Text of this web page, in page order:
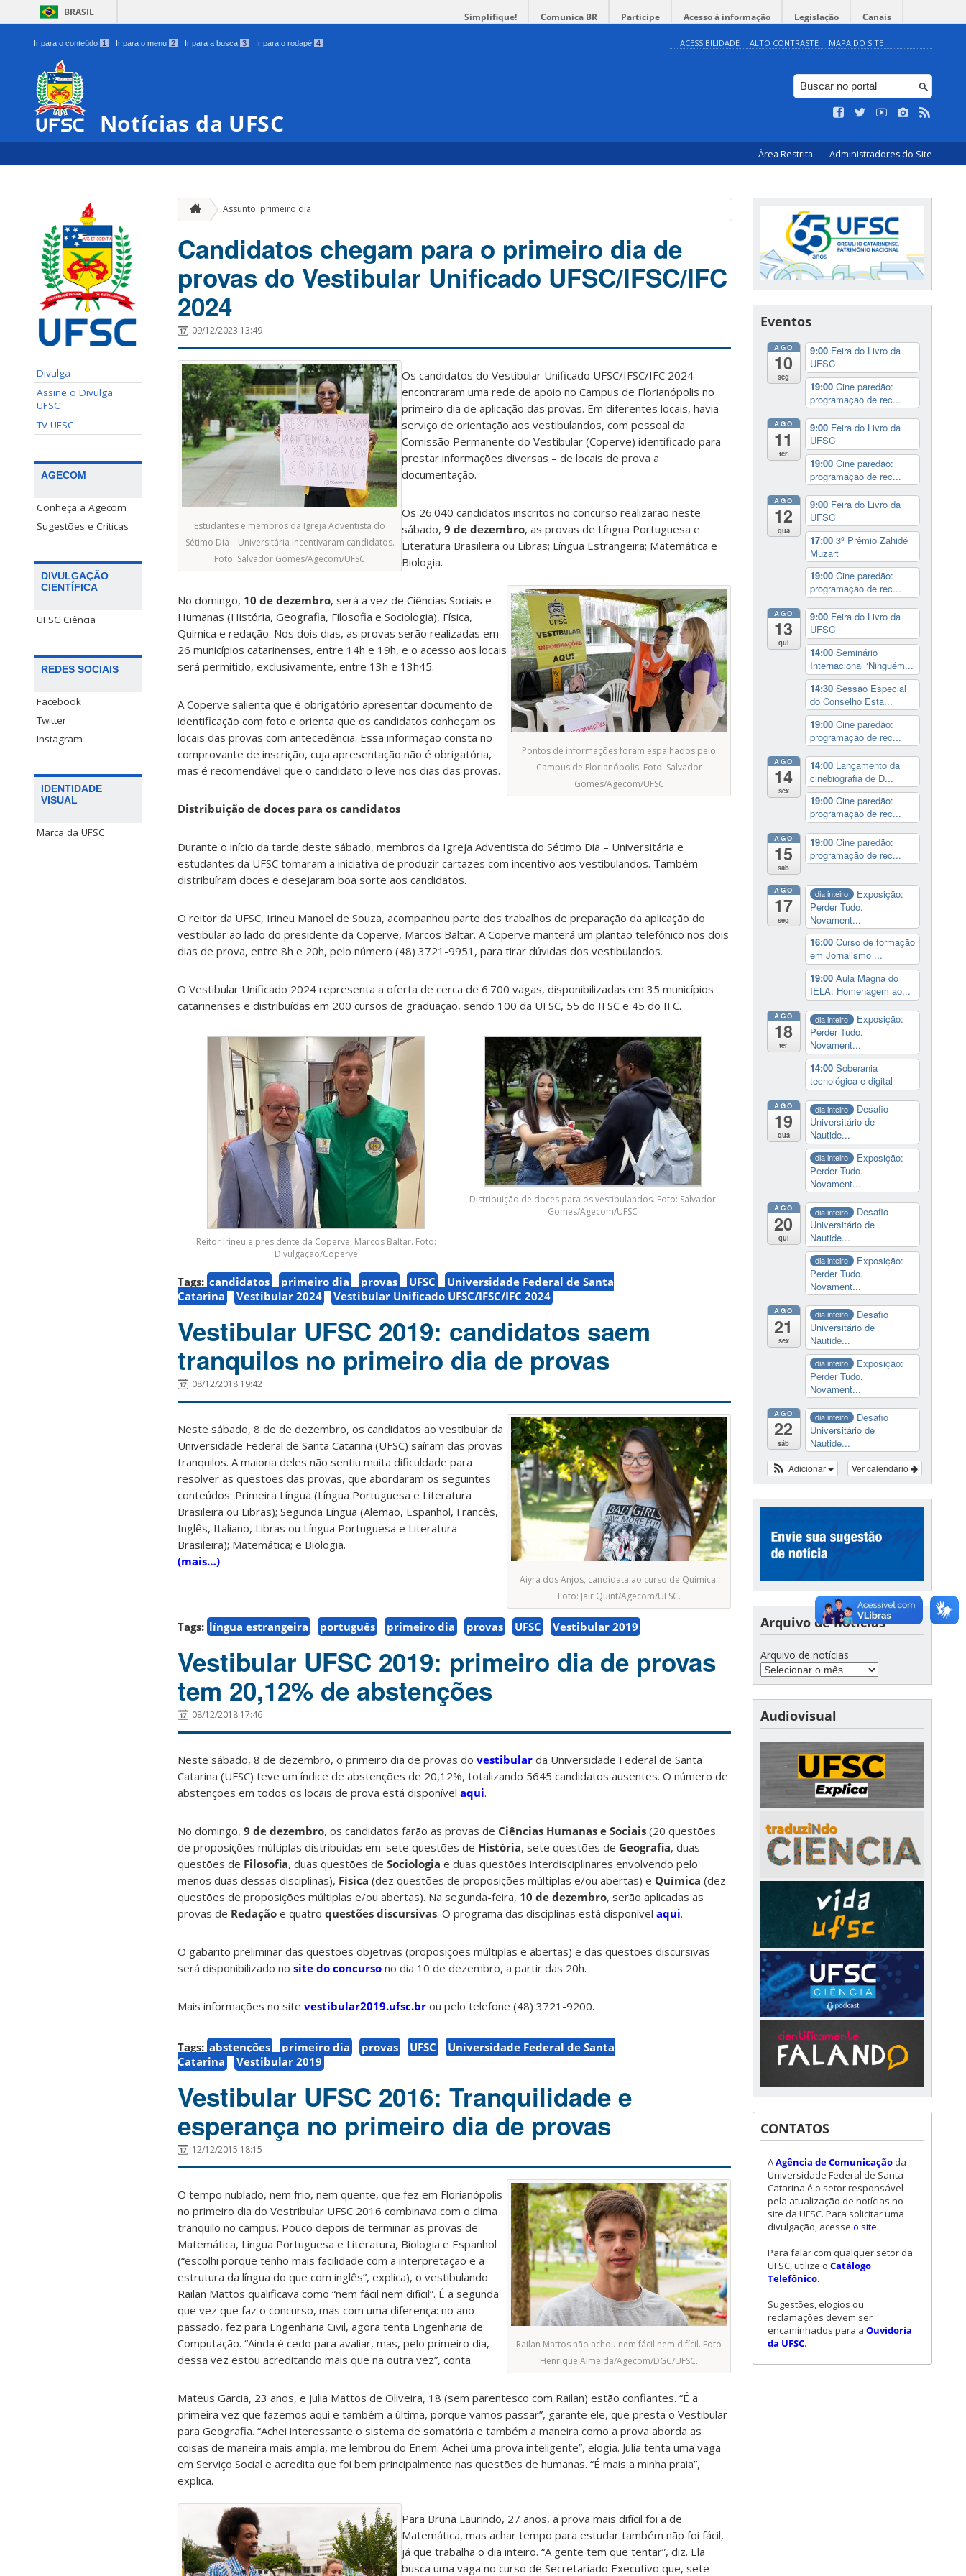
BRASIL Simplifique! Comunica BR Participe Acesso à informação Legislação Canais
Ir para o conteúdo 1 Ir para o menu 2 Ir para a busca 3 Ir para o rodapé 4 ACESSIBILIDADE ALTO CONTRASTE MAPA DO SITE
Notícias da UFSC
Área Restrita Administradores do Site
Divulga
Assine o Divulga
UFSC
TV UFSC
AGECOM
Conheça a Agecom
Sugestões e Críticas
DIVULGAÇÃO
CIENTÍFICA
UFSC Ciência
REDES SOCIAIS
Facebook
Twitter
Instagram
IDENTIDADE
VISUAL
Marca da UFSC
Assunto: primeiro dia
Candidatos chegam para o primeiro dia de
provas do Vestibular Unificado UFSC/IFSC/IFC
2024
09/12/2023 13:49
Estudantes e membros da Igreja Adventista do
Sétimo Dia – Universitária incentivaram candidatos.
Foto: Salvador Gomes/Agecom/UFSC
Os candidatos do Vestibular Unificado UFSC/IFSC/IFC 2024
encontraram uma rede de apoio no Campus de Florianópolis no
primeiro dia de aplicação das provas. Em diferentes locais, havia
serviço de orientação aos vestibulandos, com pessoal da
Comissão Permanente do Vestibular (Coperve) identificado para
prestar informações diversas – de locais de prova a
documentação.
Os 26.040 candidatos inscritos no concurso realizarão neste
sábado, 9 de dezembro, as provas de Língua Portuguesa e
Literatura Brasileira ou Libras; Língua Estrangeira; Matemática e
Biologia.
Pontos de informações foram espalhados pelo
Campus de Florianópolis. Foto: Salvador
Gomes/Agecom/UFSC
No domingo, 10 de dezembro, será a vez de Ciências Sociais e
Humanas (História, Geografia, Filosofia e Sociologia), Física,
Química e redação. Nos dois dias, as provas serão realizadas em
26 municípios catarinenses, entre 14h e 19h, e o acesso aos locais
será permitido, exclusivamente, entre 13h e 13h45.
A Coperve salienta que é obrigatório apresentar documento de
identificação com foto e orienta que os candidatos conheçam os
locais das provas com antecedência. Essa informação consta no
comprovante de inscrição, cuja apresentação não é obrigatória,
mas é recomendável que o candidato o leve nos dias das provas.
Distribuição de doces para os candidatos
Durante o início da tarde deste sábado, membros da Igreja Adventista do Sétimo Dia – Universitária e
estudantes da UFSC tomaram a iniciativa de produzir cartazes com incentivo aos vestibulandos. Também
distribuíram doces e desejaram boa sorte aos candidatos.
O reitor da UFSC, Irineu Manoel de Souza, acompanhou parte dos trabalhos de preparação da aplicação do
vestibular ao lado do presidente da Coperve, Marcos Baltar. A Coperve manterá um plantão telefônico nos dois
dias de prova, entre 8h e 20h, pelo número (48) 3721-9951, para tirar dúvidas dos vestibulandos.
O Vestibular Unificado 2024 representa a oferta de cerca de 6.700 vagas, disponibilizadas em 35 municípios
catarinenses e distribuídas em 200 cursos de graduação, sendo 100 da UFSC, 55 do IFSC e 45 do IFC.
Reitor Irineu e presidente da Coperve, Marcos Baltar. Foto:
Divulgação/Coperve
Distribuição de doces para os vestibulandos. Foto: Salvador
Gomes/Agecom/UFSC
Tags: candidatos primeiro dia provas UFSC
Universidade Federal de Santa
Catarina
Vestibular 2024 Vestibular Unificado UFSC/IFSC/IFC 2024
Vestibular UFSC 2019: candidatos saem
tranquilos no primeiro dia de provas
08/12/2018 19:42
Aiyra dos Anjos, candidata ao curso de Química.
Foto: Jair Quint/Agecom/UFSC.
Neste sábado, 8 de de dezembro, os candidatos ao vestibular da
Universidade Federal de Santa Catarina (UFSC) saíram das provas
tranquilos. A maioria deles não sentiu muita dificuldade para
resolver as questões das provas, que abordaram os seguintes
conteúdos: Primeira Língua (Língua Portuguesa e Literatura
Brasileira ou Libras); Segunda Língua (Alemão, Espanhol, Francês,
Inglês, Italiano, Libras ou Língua Portuguesa e Literatura
Brasileira); Matemática; e Biologia.
(mais…)
Tags: língua estrangeira português primeiro dia provas UFSC Vestibular 2019
Vestibular UFSC 2019: primeiro dia de provas
tem 20,12% de abstenções
08/12/2018 17:46
Neste sábado, 8 de dezembro, o primeiro dia de provas do vestibular da Universidade Federal de Santa
Catarina (UFSC) teve um índice de abstenções de 20,12%, totalizando 5645 candidatos ausentes. O número de
abstenções em todos os locais de prova está disponível aqui.
No domingo, 9 de dezembro, os candidatos farão as provas de Ciências Humanas e Sociais (20 questões
de proposições múltiplas distribuídas em: sete questões de História, sete questões de Geografia, duas
questões de Filosofia, duas questões de Sociologia e duas questões interdisciplinares envolvendo pelo
menos duas dessas disciplinas), Física (dez questões de proposições múltiplas e/ou abertas) e Química (dez
questões de proposições múltiplas e/ou abertas). Na segunda-feira, 10 de dezembro, serão aplicadas as
provas de Redação e quatro questões discursivas. O programa das disciplinas está disponível aqui.
O gabarito preliminar das questões objetivas (proposições múltiplas e abertas) e das questões discursivas
será disponibilizado no site do concurso no dia 10 de dezembro, a partir das 20h.
Mais informações no site vestibular2019.ufsc.br ou pelo telefone (48) 3721-9200.
Tags: abstenções primeiro dia provas UFSC
Universidade Federal de Santa
Catarina
Vestibular 2019
Vestibular UFSC 2016: Tranquilidade e
esperança no primeiro dia de provas
12/12/2015 18:15
Railan Mattos não achou nem fácil nem difícil. Foto
Henrique Almeida/Agecom/DGC/UFSC.
O tempo nublado, nem frio, nem quente, que fez em Florianópolis
no primeiro dia do Vestribular UFSC 2016 combinava com o clima
tranquilo no campus. Pouco depois de terminar as provas de
Matemática, Lingua Portuguesa e Literatura, Biologia e Espanhol
(“escolhi porque tenho mais facilidade com a interpretação e a
estrutura da língua do que com inglês”, explica), o vestibulando
Railan Mattos qualificava como “nem fácil nem difícil”. É a segunda
que vez que faz o concurso, mas com uma diferença: no ano
passado, fez para Engenharia Civil, agora tenta Engenharia de
Computação. “Ainda é cedo para avaliar, mas, pelo primeiro dia,
dessa vez estou acreditando mais que na outra vez”, conta.
Mateus Garcia, 23 anos, e Julia Mattos de Oliveira, 18 (sem parentesco com Railan) estão confiantes. “É a
primeira vez que fazemos aqui e também a última, porque vamos passar”, garante ele, que presta o Vestibular
para Geografia. “Achei interessante o sistema de somatória e também a maneira como a prova aborda as
coisas de maneira mais ampla, me lembrou do Enem. Achei uma prova inteligente”, elogia. Julia tenta uma vaga
em Serviço Social e acredita que foi bem principalmente nas questões de humanas. “É mais a minha praia”,
explica.
Para Bruna Laurindo, 27 anos, a prova mais difícil foi a de
Matemática, mas achar tempo para estudar também não foi fácil,
já que trabalha o dia inteiro. “A gente tem que tentar”, diz. Ela
busca uma vaga no curso de Secretariado Executivo que, sete
Eventos
AGO
10
seg
9:00 Feira do Livro da
UFSC
19:00 Cine paredão:
programação de rec...
AGO
11
ter
9:00 Feira do Livro da
UFSC
19:00 Cine paredão:
programação de rec...
AGO
12
qua
9:00 Feira do Livro da
UFSC
17:00 3º Prêmio Zahidé
Muzart
19:00 Cine paredão:
programação de rec...
AGO
13
qui
9:00 Feira do Livro da
UFSC
14:00 Seminário
Internacional ‘Ninguém...
14:30 Sessão Especial
do Conselho Esta...
19:00 Cine paredão:
programação de rec...
AGO
14
sex
14:00 Lançamento da
cinebiografia de D...
19:00 Cine paredão:
programação de rec...
AGO
15
sáb
19:00 Cine paredão:
programação de rec...
AGO
17
seg
dia inteiro
Exposição:
Perder Tudo.
Novament...
16:00 Curso de formação
em Jornalismo ...
19:00 Aula Magna do
IELA: Homenagem ao...
AGO
18
ter
dia inteiro
Exposição:
Perder Tudo.
Novament...
14:00 Soberania
tecnológica e digital
AGO
19
qua
dia inteiro
Desafio
Universitário de
Nautide...
dia inteiro
Exposição:
Perder Tudo.
Novament...
AGO
20
qui
dia inteiro
Desafio
Universitário de
Nautide...
dia inteiro
Exposição:
Perder Tudo.
Novament...
AGO
21
sex
dia inteiro
Desafio
Universitário de
Nautide...
dia inteiro
Exposição:
Perder Tudo.
Novament...
AGO
22
sáb
dia inteiro
Desafio
Universitário de
Nautide...
Ver calendário
Adicionar
Arquivo de notícias
Arquivo de notícias
Audiovisual
CONTATOS
AAgência de Comunicação da
Universidade Federal de Santa
Catarina é o setor responsável
pela atualização de notícias no
site da UFSC. Para solicitar uma
divulgação, acesse o site.
Para falar com qualquer setor da
UFSC, utilize o Catálogo
Telefônico.
Sugestões, elogios ou
reclamações devem ser
encaminhados para a Ouvidoria
da UFSC.